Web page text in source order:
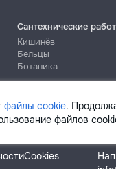
файлы cookie.
файлов
Сантехнические
Кишинёв
Бельцы
Ботаника
Cookies